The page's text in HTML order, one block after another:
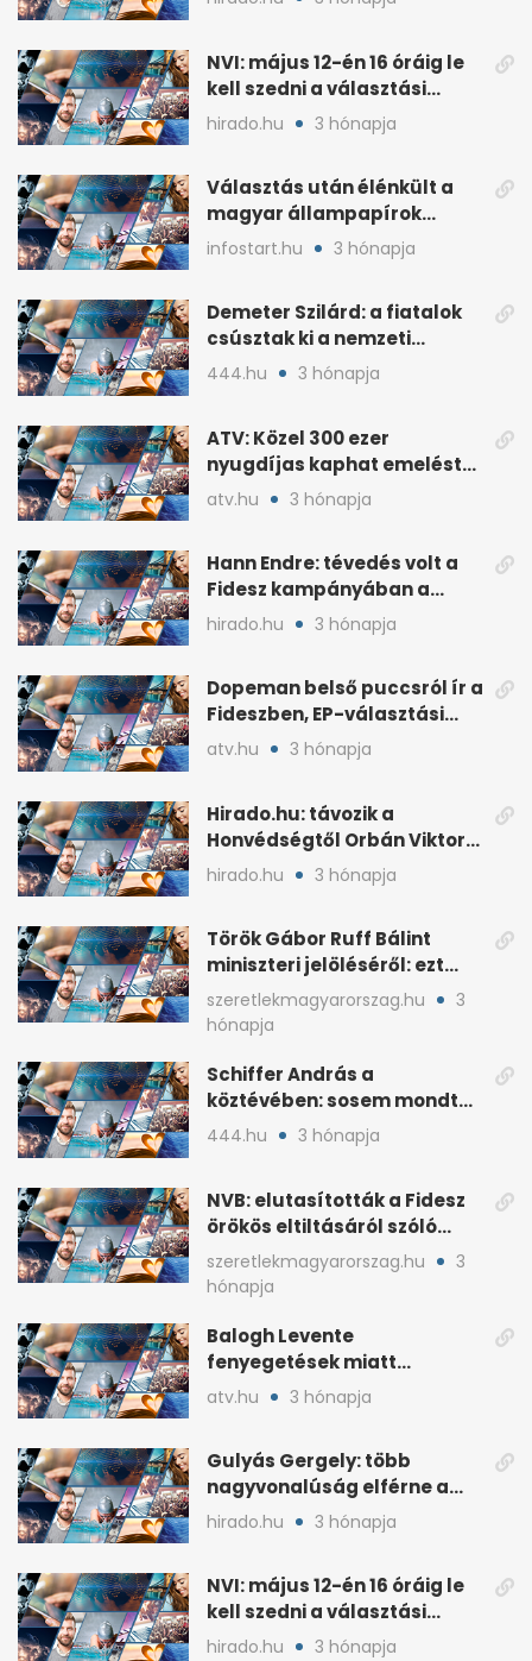
NVI: május 12-én 16 óráig le
kell szedni a választási
plakátokat
hirado.hu 3 hónapja
Választás után élénkült a
magyar állampapírok
lakossági értékesítése
infostart.hu 3 hónapja
Demeter Szilárd: a fiatalok
csúsztak ki a nemzeti
kultúrából
444.hu 3 hónapja
ATV: Közel 300 ezer
nyugdíjas kaphat emelést
idén a Tisza terve szerint
atv.hu 3 hónapja
Hann Endre: tévedés volt a
Fidesz kampányában a
háborús veszély
hirado.hu 3 hónapja
Dopeman belső puccsról ír a
Fideszben, EP-választási
árral
atv.hu 3 hónapja
Hirado.hu: távozik a
Honvédségtől Orbán Viktor
fia, Orbán Gáspár
hirado.hu 3 hónapja
Török Gábor Ruff Bálint
miniszteri jelöléséről: ezt
írta a posztjában
szeretlekmagyarorszag.hu
3
hónapja
Schiffer András a
köztévében: sosem mondta,
ki fog nyerni
444.hu 3 hónapja
NVB: elutasították a Fidesz
örökös eltiltásáról szóló
népszavazást
szeretlekmagyarorszag.hu
3
hónapja
Balogh Levente
fenyegetések miatt
lemondta erdélyi előadás-
atv.hu 3 hónapja
Gulyás Gergely: több
nagyvonalúság elférne a
kétharmados győztesekben
hirado.hu 3 hónapja
NVI: május 12-én 16 óráig le
kell szedni a választási
plakátokat
hirado.hu 3 hónapja